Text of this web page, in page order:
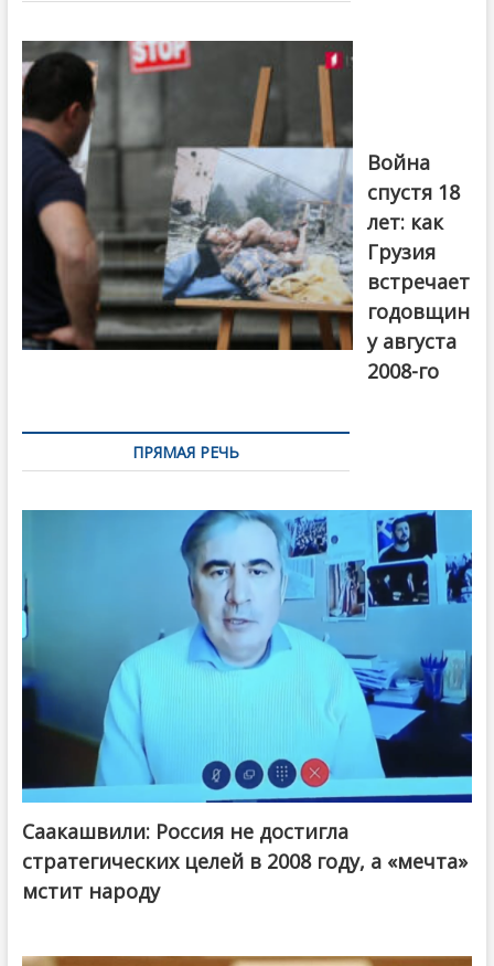
Первый канал
Война
спустя 18
лет: как
Грузия
встречает
годовщин
у августа
2008-го
ПРЯМАЯ РЕЧЬ
Саакашвили: Россия не достигла
стратегических целей в 2008 году, а «мечта»
мстит народу